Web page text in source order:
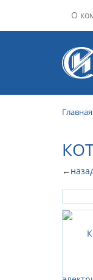
О
Главная
←